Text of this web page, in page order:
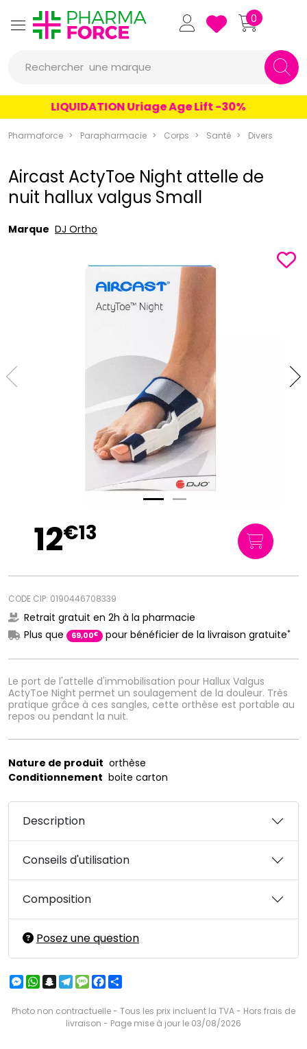
Pharmaforce Grande
0
Rechercher
un produit
une marque
LIQUIDATION Uriage Age Lift -30%
Pharmaforce Parapharmacie Corps Santé Divers
Aircast ActyToe Night attelle de
nuit hallux valgus Small
Marque DJ Ortho
Le port de l'attelle d'immobilisation pour Hallux Valgus
ActyToe Night permet un soulagement de la douleur. Très
pratique grâce à ces sangles, cette orthèse est portable au
repos ou pendant la nuit.
12€13
CODE CIP: 0190446708339
Retrait gratuit en 2h à la pharmacie
Plus que
69,00€ pour bénéficier de la livraison gratuite*
Nature de produit orthèse
Conditionnement boite carton
Description
Conseils d'utilisation
Composition
Posez une question
Messenger
WhatsApp
Snapchat
Telegram
MessageFacebook
Photo non contractuelle - Tous les prix incluent la TVA - Hors frais de
livraison - Page mise à jour le 03/08/2026